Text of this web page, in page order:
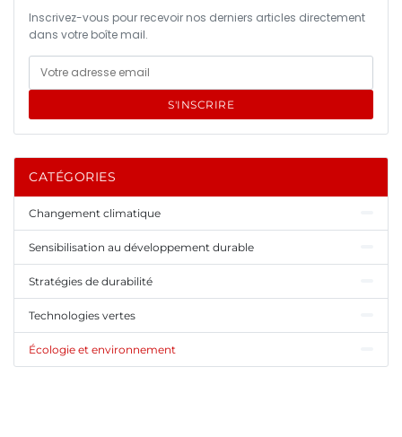
Inscrivez-vous pour recevoir nos derniers articles directement
dans votre boîte mail.
S'INSCRIRE
CATÉGORIES
Changement climatique
Sensibilisation au développement durable
Stratégies de durabilité
Technologies vertes
Écologie et environnement